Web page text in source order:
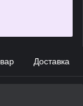
Доставка